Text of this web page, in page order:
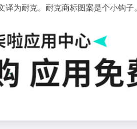
译为耐克。耐克商标图案是个小钩子。